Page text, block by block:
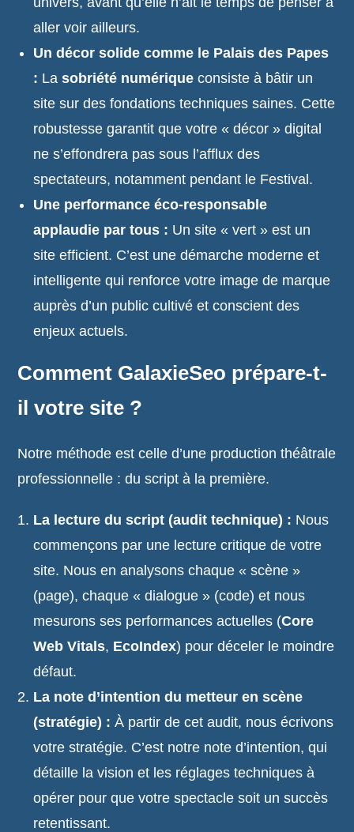
aller voir ailleurs.
Un décor solide comme le Palais des Papes
: Lasobriété numérique consiste à bâtir un
site sur des fondations techniques saines. Cette
robustesse garantit que votre « décor » digital
ne s’effondrera pas sous l’afflux des
spectateurs, notamment pendant le Festival.
Une performance éco-responsable
applaudie par tous : Un site « vert » est un
site efficient. C’est une démarche moderne et
intelligente qui renforce votre image de marque
auprès d’un public cultivé et conscient des
enjeux actuels.
Comment GalaxieSeo prépare-t-
il votre site ?
Notre méthode est celle d’une production théâtrale
professionnelle : du script à la première.
La lecture du script (audit technique) : Nous
commençons par une lecture critique de votre
site. Nous en analysons chaque « scène »
(page), chaque « dialogue » (code) et nous
mesurons ses performances actuelles (Core
Web Vitals, EcoIndex) pour déceler le moindre
défaut.
La note d’intention du metteur en scène
(stratégie) : À partir de cet audit, nous écrivons
votre stratégie. C’est notre note d’intention, qui
détaille la vision et les réglages techniques à
opérer pour que votre spectacle soit un succès
retentissant.